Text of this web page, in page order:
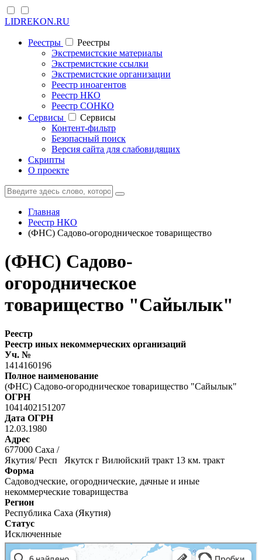
LIDREKON.RU
Реестры
Реестры
Экстремистские материалы
Экстремистские ссылки
Экстремистские организации
Реестр иноагентов
Реестр НКО
Реестр СОНКО
Cервисы
Cервисы
Контент-фильтр
Безопасный поиск
Версия сайта для слабовидящих
Скрипты
О проекте
Главная
Реестр НКО
(ФНС) Садово-огородническое товарищество
(ФНС) Садово-
огородническое
товарищество "Сайылык"
Реестр
Реестр иных некоммерческих организаций
Уч. №
1414160196
Полное наименование
(ФНС) Садово-огородническое товарищество "Сайылык"
ОГРН
1041402151207
Дата ОГРН
12.03.1980
Адрес
677000 Саха /
Якутия/ Респ Якутск г Вилюйский тракт 13 км. тракт
Форма
Садоводческие, огороднические, дачные и иные
некоммерческие товарищества
Регион
Республика Саха (Якутия)
Статус
Исключенные